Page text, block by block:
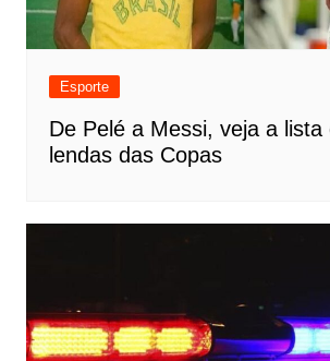
Esporte
De Pelé a Messi, veja a lista
lendas das Copas